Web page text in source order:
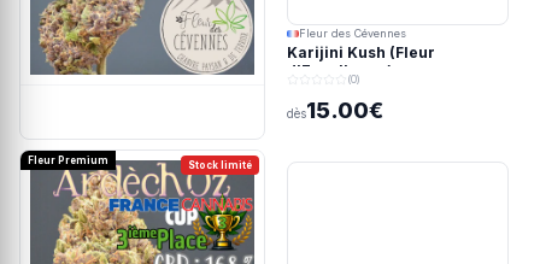
Fleur des Cévennes
Karijini Kush (Fleur
d'Excellence)
(0)
dès15.00€
Stock limité
Fleur Premium